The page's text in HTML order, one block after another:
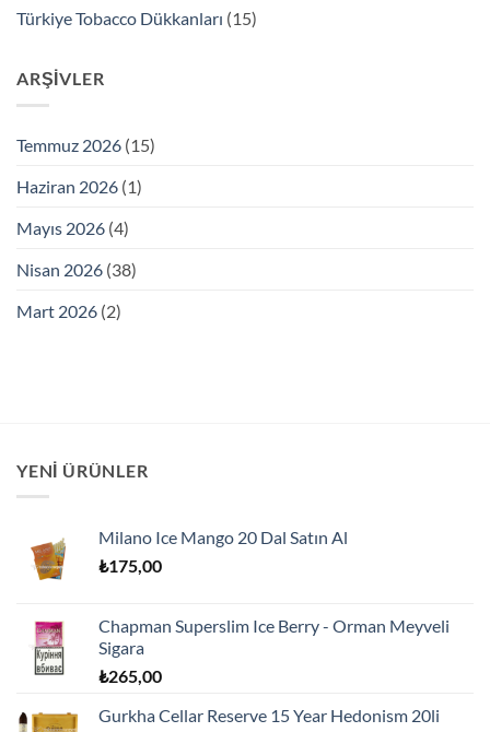
Türkiye Tobacco Dükkanları (15)
ARŞIVLER
Temmuz 2026 (15)
Haziran 2026 (1)
Mayıs 2026 (4)
Nisan 2026 (38)
Mart 2026 (2)
YENI ÜRÜNLER
Milano Ice Mango 20 Dal Satın Al
₺175,00
Chapman Superslim Ice Berry - Orman Meyveli
Sigara
₺265,00
Gurkha Cellar Reserve 15 Year Hedonism 20li